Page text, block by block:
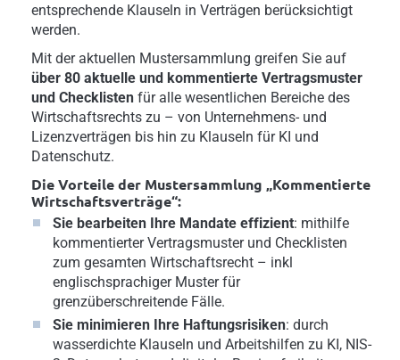
entsprechende Klauseln in Verträgen berücksichtigt
werden.
Mit der aktuellen Mustersammlung greifen Sie auf
über 80 aktuelle und kommentierte Vertragsmuster
und Checklisten für alle wesentlichen Bereiche des
Wirtschaftsrechts zu – von Unternehmens- und
Lizenzverträgen bis hin zu Klauseln für KI und
Datenschutz.
Die Vorteile der Mustersammlung „Kommentierte
Wirtschaftsverträge“:
Sie bearbeiten Ihre Mandate effizient: mithilfe
kommentierter Vertragsmuster und Checklisten
zum gesamten Wirtschaftsrecht – inkl
englischsprachiger Muster für
grenzüberschreitende Fälle.
Sie minimieren Ihre Haftungsrisiken: durch
wasserdichte Klauseln und Arbeitshilfen zu KI, NIS-